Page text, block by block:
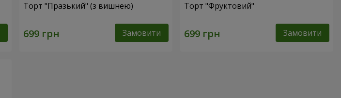
Торт "Празький" (з вишнею)
Замовити
Торт "Фруктовий"
Замовити